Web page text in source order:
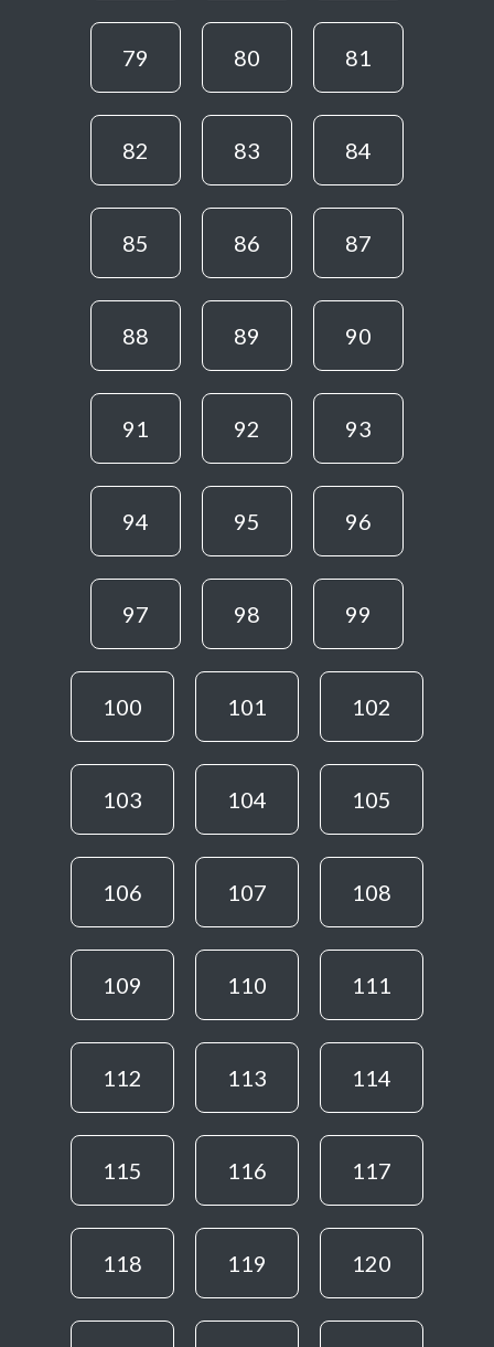
79 80 81
82 83 84
85 86 87
88 89 90
91 92 93
94 95 96
97 98 99
100 101 102
103 104 105
106 107 108
109 110 111
112 113 114
115 116 117
118 119 120